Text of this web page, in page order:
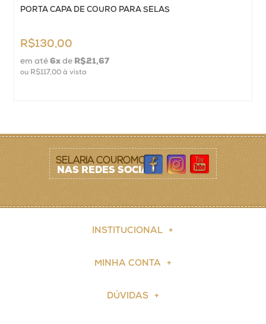
PORTA CAPA DE COURO PARA SELAS
R$130,00
em até 6xde R$21,67
ou R$117,00à vista
SELARIA COUROMODA
NAS REDES SOCIAIS
INSTITUCIONAL
MINHA CONTA
DÚVIDAS